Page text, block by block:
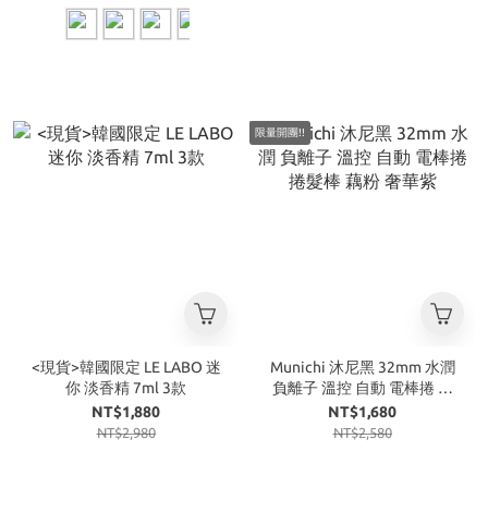
<現貨>韓國限定 LE LABO 迷
你 淡香精 7ml 3款
NT$1,880
NT$2,980
限量開團!!
Munichi 沐尼黑 32mm 水潤
負離子 溫控 自動 電棒捲 捲
髮棒 藕粉 奢華紫
NT$1,680
NT$2,580